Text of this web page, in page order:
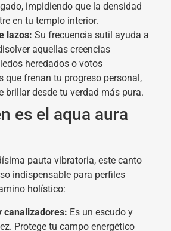
impidiendo que la densidad
en tu templo interior.
lazos: Su frecuencia sutil ayuda a
aquellas creencias
heredados o votos
que frenan tu progreso personal,
brillar desde tu verdad más pura.
es el aqua aura
pauta vibratoria, este canto
indispensable para perfiles
holístico:
canalizadores: Es un escudo y
Protege tu campo energético